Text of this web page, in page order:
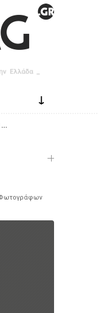
↓
…
Φωτογράφων